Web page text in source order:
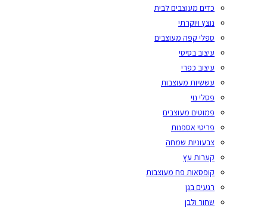
כדים מעוצבים לבית
נוצץ ויוקרתי
ספלי קפה מעוצבים
עיצוב בסיסי
עיצוב כפרי
עששיות מעוצבות
פסלי נוי
פמוטים מעוצבים
פריטי אספנות
צבעוניות שמחה
קערות עץ
קופסאות פח מעוצבות
רגעים בגן
שחור ולבן